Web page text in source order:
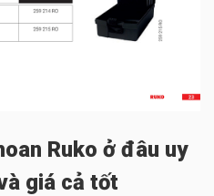
Ruko ở đâu uy
giá cả tốt